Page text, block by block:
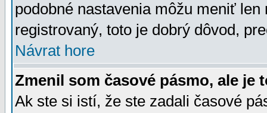
podobné nastavenia môžu meniť
registrovaný, toto je dobrý dôvod,
Návrat hore
Zmenil som časové pásmo, ale je
Ak ste si istí, že ste zadali časové